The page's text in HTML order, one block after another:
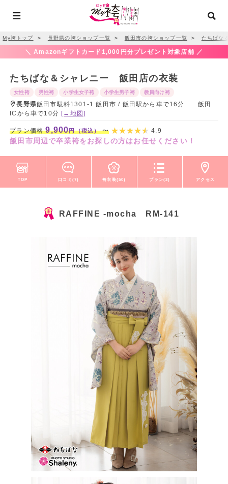
My袴トップ ＞ 長野県の袴ショップ一覧 ＞ 飯田市の袴ショップ一覧 ＞ たちばな
＼ Amazonギフトカード1,000円分プレゼント対象店舗 ／
たちばな＆シャレニー 飯田店の衣装
女性袴 男性袴 小学生女子袴 小学生男子袴 教員向け袴
長野県飯田市駄科1301-1 飯田市 / 飯田駅から車で16分 飯田
ICから車で10分[→地図]
プラン価格9,900円（税込）〜 4.9
飯田市周辺で卒業袴をお探しの方はお任せください！
TOP 口コミ(7) 袴衣装(50) プラン(2) アクセス
RAFFINE -mocha RM-141